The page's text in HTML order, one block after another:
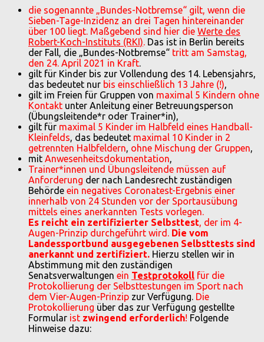
die sogenannte „Bundes-Notbremse“ gilt, wenn die
Sieben-Tage-Inzidenz an drei Tagen hintereinander
über 100 liegt. Maßgebend sind hier die Werte des
Robert-Koch-Instituts (RKI). Das ist in Berlin bereits
der Fall, die „Bundes-Notbremse“ tritt am Samstag,
den 24. April 2021 in Kraft.
gilt für Kinder bis zur Vollendung des 14. Lebensjahrs,
das bedeutet nur bis einschließlich 13 Jahre (!),
gilt im Freien für Gruppen von maximal 5 Kindern ohne
Kontakt unter Anleitung einer Betreuungsperson
(Übungsleitende*r oder Trainer*in),
gilt für maximal 5 Kinder im Halbfeld eines Handball-
Kleinfelds, das bedeutet maximal 10 Kinder in 2
getrennten Halbfeldern, ohne Mischung der Gruppen,
mit Anwesenheitsdokumentation,
Trainer*innen und Übungsleitende müssen auf
Anforderung der nach Landesrecht zuständigen
Behörde ein negatives Coronatest-Ergebnis einer
innerhalb von 24 Stunden vor der Sportausübung
mittels eines anerkannten Tests vorlegen.
Es reicht ein zertifizierter Selbsttest, der im 4-
Augen-Prinzip durchgeführt wird. Die vom
Landessportbund ausgegebenen Selbsttests sind
anerkannt und zertifiziert. Hierzu stellen wir in
Abstimmung mit den zuständigen
Senatsverwaltungen ein Testprotokoll für die
Protokollierung der Selbsttestungen im Sport nach
dem Vier-Augen-Prinzip zur Verfügung. Die
Protokollierung über das zur Verfügung gestellte
Formular ist zwingend erforderlich! Folgende
Hinweise dazu: